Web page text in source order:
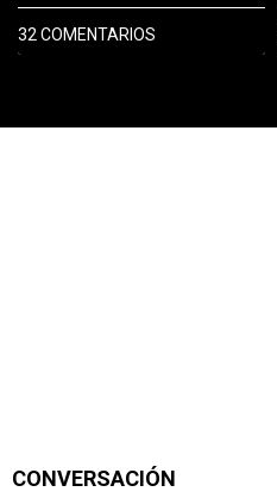
32 COMENTARIOS
CONVERSACIÓN